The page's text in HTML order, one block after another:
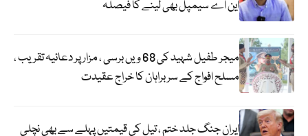
این اے سیمپل بھی لینے کا فیصلہ
میجر طفیل شہید کی 68 ویں برسی ، مزار پر دعائیہ تقریب ،
مسلح افواج کے سربراہان کا خراج عقیدت
ایران جنگ جلد ختم ، تیل کی قیمتیں پہلے سے بھی نچلی